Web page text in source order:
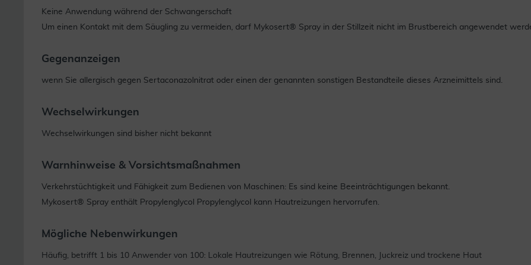
Keine Anwendung während der Schwangerschaft
Um einen Kontakt mit dem Säugling zu vermeiden, darf Mykosert® Spray in der Stillzeit nicht im Brustbereich angewendet
Gegenanzeigen
wenn Sie allergisch gegen Sertaconazolnitrat oder einen der genannten sonstigen Bestandteile dieses Arzneimittels sind.
Wechselwirkungen
Wechselwirkungen sind bisher nicht bekannt
Warnhinweise & Vorsichtsmaßnahmen
Verkehrstüchtigkeit und Fähigkeit zum Bedienen von Maschinen: Es sind keine Beeinträchtigungen bekannt.
Mykosert® Spray enthält Propylenglycol Propylenglycol kann Hautreizungen hervorrufen.
Mögliche Nebenwirkungen
Häufig, betrifft 1 bis 10 Anwender von 100: Lokale Hautreizungen wie Rötung, Brennen, Juckreiz und trockene Haut